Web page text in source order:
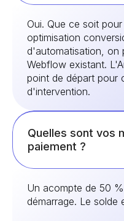
Oui. Que ce soit
optimisation
d'automatisation, on
Webflow existant.
point de départ pour
d'intervention.
Quelles sont vos
paiement ?
Un acompte de 50
démarrage. Le solde